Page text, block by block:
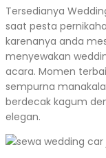
Tersedianya
saat pesta
karenanya anda
menyewakan
acara. Momen
sempurna
berdecak kagum
elegan.